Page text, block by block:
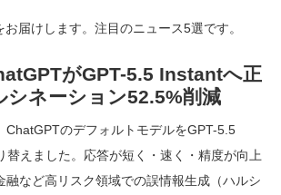
届けします。注目のニュース5選です。
がGPT-5.5 Instantへ正
シネーション52.5%削減
ChatGPTのデフォルトモデルをGPT-5.5
替えました。応答が短く・速く・精度が向上
融など高リスク領域での誤情報生成（ハルシ